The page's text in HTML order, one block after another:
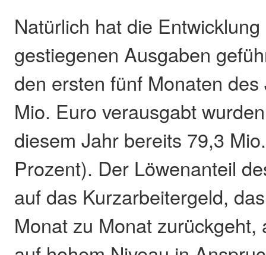
Natürlich hat die
gestiegenen Ausgaben
den ersten fünf Monaten
Mio. Euro verausgabt
diesem Jahr bereits 79,3
Prozent). Der Löwenanteil
auf das Kurzarbeitergeld,
Monat zu Monat zurückgeht,